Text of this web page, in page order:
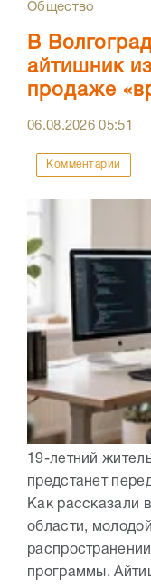
Общество
В
айтишник
продаже
06.08.202605:51
Комментарии
19-летний
предстанет
Как рассказали
области,
программы.